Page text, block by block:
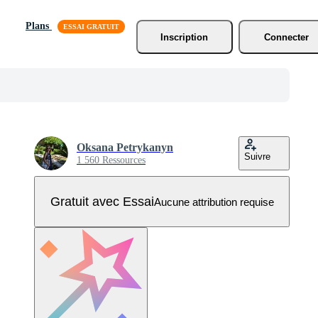
Plans
Inscription
Connecter
Oksana Petrykanyn
1 560 Ressources Suivre
Gratuit avec EssaiAucune attribution requise